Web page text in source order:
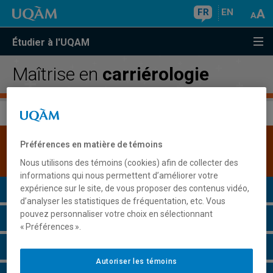
FR EN
Étudier à l'UQAM
Maîtrise en carriérologie
Une version plus récente de ce programme est
disponible. Cliquez ici pour la consulter
Présentation du programme
Conditions d'admission
Cours à suivre et horaires
Préférences en matière de témoins
Nous utilisons des témoins (cookies) afin de collecter des
informations qui nous permettent d’améliorer votre
expérience sur le site, de vous proposer des contenus vidéo,
d’analyser les statistiques de fréquentation, etc. Vous
pouvez personnaliser votre choix en sélectionnant
« Préférences ».
Autoriser les témoins